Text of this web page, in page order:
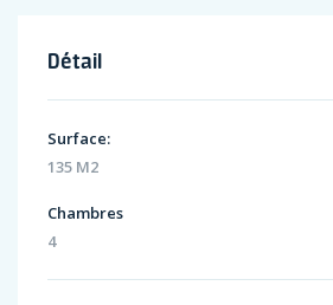
Détail
Surface:
135 M2
Chambres
4